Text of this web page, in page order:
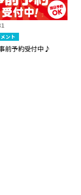
ント
前予約受付中♪